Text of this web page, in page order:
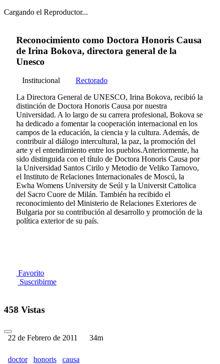
Cargando el Reproductor...
Reconocimiento como Doctora Honoris Causa
de Irina Bokova, directora general de la
Unesco
Institucional
Rectorado
La Directora General de UNESCO, Irina Bokova, recibió la
distinción de Doctora Honoris Causa por nuestra
Universidad. A lo largo de su carrera profesional, Bokova se
ha dedicado a fomentar la cooperación internacional en los
campos de la educación, la ciencia y la cultura. Además, de
contribuir al diálogo intercultural, la paz, la promoción del
arte y el entendimiento entre los pueblos.Anteriormente, ha
sido distinguida con el título de Doctora Honoris Causa por
la Universidad Santos Cirilo y Metodio de Veliko Tarnovo,
el Instituto de Relaciones Internacionales de Moscú, la
Ewha Womens University de Seúl y la Universit Cattolica
del Sacro Cuore de Milán. También ha recibido el
reconocimiento del Ministerio de Relaciones Exteriores de
Bulgaria por su contribución al desarrollo y promoción de la
política exterior de su país.
Favorito
Suscribirme
458 Vistas
22 de Febrero de 2011 34m
doctor honoris causa